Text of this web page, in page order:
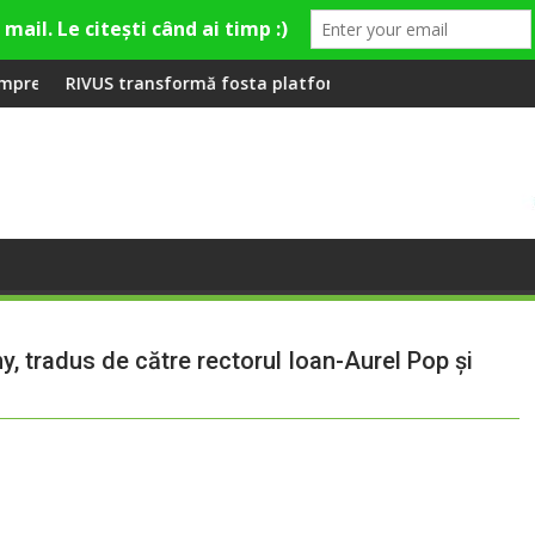
românești
fosta platformă Carbochim într-un nou centru cultural
tradus de către rectorul Ioan-Aurel Pop şi